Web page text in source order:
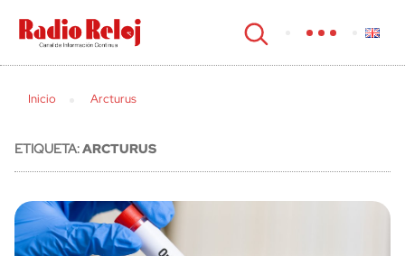
cerrar
Inicio Arcturus
ETIQUETA:ARCTURUS